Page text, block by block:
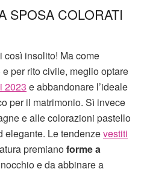
SPOSA COLORATI
così insolito! Ma come
per rito civile, meglio optare
2023 e abbandonare l’ideale
per il matrimonio. Sì invece
e alle colorazioni pastello
elegante. Le tendenzevestiti
premianoforme a
e da abbinare a